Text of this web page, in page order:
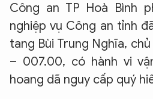
Công an TP Hoà Bình
nghiệp vụ Công an tỉnh
tang Bùi Trung Nghĩa,
– 007.00, có hành vi
hoang dã nguy cấp quý